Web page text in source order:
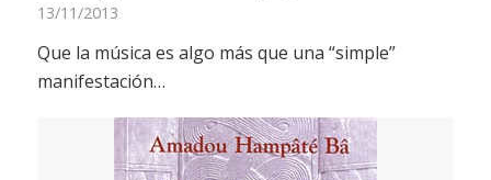
13/11/2013
Que la música es algo más que una “simple”
manifestación…